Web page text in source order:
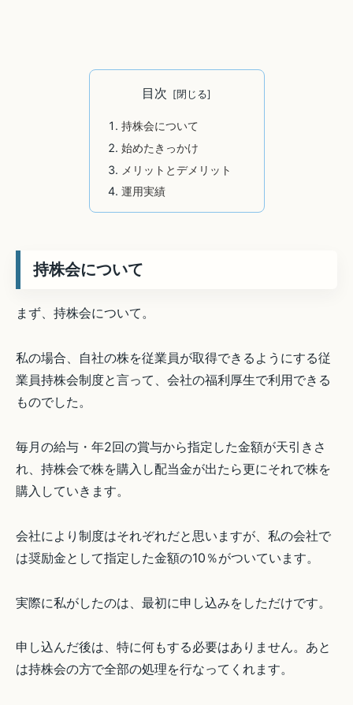
目次
持株会について
始めたきっかけ
メリットとデメリット
運用実績
持株会について
まず、持株会について。
私の場合、自社の株を従業員が取得できるようにする従
業員持株会制度と言って、会社の福利厚生で利用できる
ものでした。
毎月の給与・年2回の賞与から指定した金額が天引きさ
れ、持株会で株を購入し配当金が出たら更にそれで株を
購入していきます。
会社により制度はそれぞれだと思いますが、私の会社で
は奨励金として指定した金額の10％がついています。
実際に私がしたのは、最初に申し込みをしただけです。
申し込んだ後は、特に何もする必要はありません。あと
は持株会の方で全部の処理を行なってくれます。